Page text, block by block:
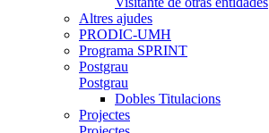
Altres ajudes
PRODIC-UMH
Programa SPRINT
Postgrau
Postgrau
Dobles Titulacions
Projectes